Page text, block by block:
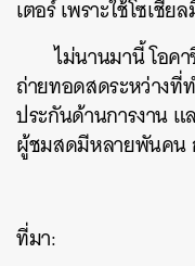
เตอร์ เพราะใช้โซเชี
ไม่นานมานี้ โอค
ถ่ายทอดสดระหว่าง
ประกันด้านการงาน
ผู้ชมสดมีหลายพันคน
ที่มา: